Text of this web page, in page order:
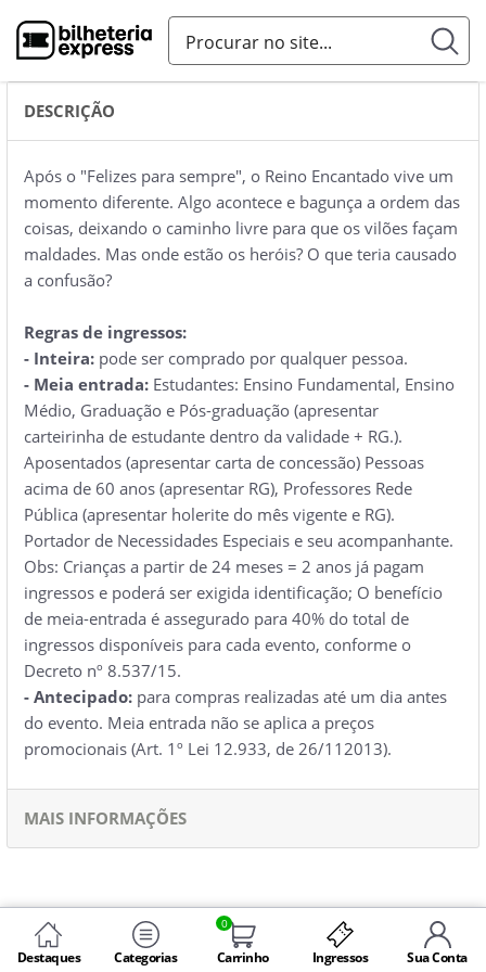
Destaques Categorias
0
Carrinho Ingressos Sua Conta
DESCRIÇÃO
Após o "Felizes para sempre", o Reino Encantado vive um
momento diferente. Algo acontece e bagunça a ordem das
coisas, deixando o caminho livre para que os vilões façam
maldades. Mas onde estão os heróis? O que teria causado
a confusão?
Regras de ingressos:
- Inteira: pode ser comprado por qualquer pessoa.
- Meia entrada: Estudantes: Ensino Fundamental, Ensino
Médio, Graduação e Pós-graduação (apresentar
carteirinha de estudante dentro da validade + RG.).
Aposentados (apresentar carta de concessão) Pessoas
acima de 60 anos (apresentar RG), Professores Rede
Pública (apresentar holerite do mês vigente e RG).
Portador de Necessidades Especiais e seu acompanhante.
Obs: Crianças a partir de 24 meses = 2 anos já pagam
ingressos e poderá ser exigida identificação; O benefício
de meia-entrada é assegurado para 40% do total de
ingressos disponíveis para cada evento, conforme o
Decreto nº 8.537/15.
- Antecipado: para compras realizadas até um dia antes
do evento. Meia entrada não se aplica a preços
promocionais (Art. 1º Lei 12.933, de 26/112013).
MAIS INFORMAÇÕES